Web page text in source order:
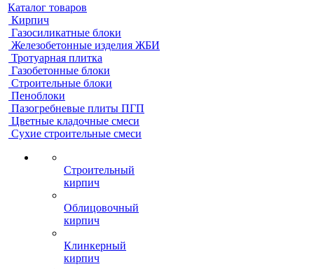
Каталог товаров
Кирпич
Газосиликатные блоки
Железобетонные изделия ЖБИ
Тротуарная плитка
Газобетонные блоки
Строительные блоки
Пеноблоки
Пазогребневые плиты ПГП
Цветные кладочные смеси
Сухие строительные смеси
Строительный
кирпич
Облицовочный
кирпич
Клинкерный
кирпич